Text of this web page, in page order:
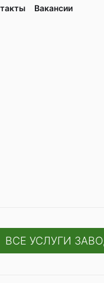
ВСЕ УСЛУГИ
Вакaнсии